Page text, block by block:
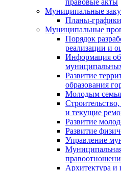
правовые акты
Муниципальные
Планы-
Муниципальные
Порядок
реализации и
Информация
Развитие
образования
Молодым
и текущие
Развитие
Развитие
Управление
Архитектура и